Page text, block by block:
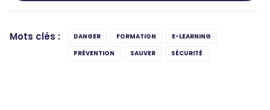
Mots clés : DANGER FORMATION
E-LEARNING
PRÉVENTION
SAUVER SÉCURITÉ